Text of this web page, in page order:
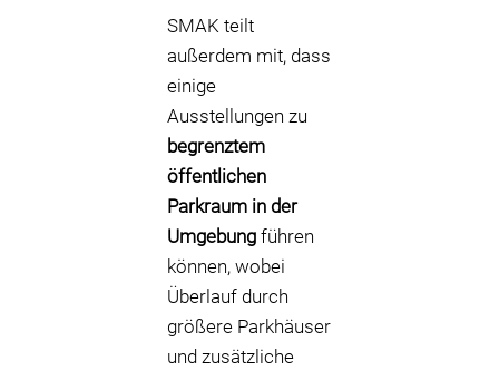
SMAK teilt
außerdem mit, dass
einige
Ausstellungen zu
begrenztem
öffentlichen
Parkraum in der
Umgebung führen
können, wobei
Überlauf durch
größere Parkhäuser
und zusätzliche